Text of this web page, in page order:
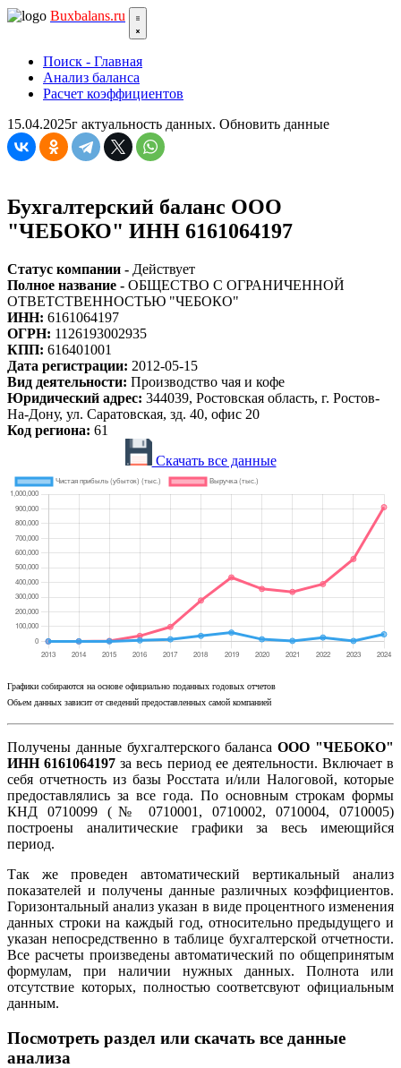
Buxbalans.ru
Поиск - Главная
Анализ баланса
Расчет коэффициентов
15.04.2025г актуальность данных. Обновить данные
Бухгалтерский баланс ООО
"ЧЕБОКО" ИНН 6161064197
Статус компании - Действует
Полное название - ОБЩЕСТВО С ОГРАНИЧЕННОЙ
ОТВЕТСТВЕННОСТЬЮ "ЧЕБОКО"
ИНН: 6161064197
ОГРН: 1126193002935
КПП: 616401001
Дата регистрации: 2012-05-15
Вид деятельности: Производство чая и кофе
Юридический адрес: 344039, Ростовская область, г. Ростов-
На-Дону, ул. Саратовская, зд. 40, офис 20
Код региона: 61
Скачать все данные
Графики собираются на основе официально поданных годовых отчетов
Обьем данных зависит от сведений предоставленных самой компанией
Получены данные бухгалтерского балансаООО "ЧЕБОКО"
ИНН 6161064197 за весь период ее деятельности. Включает в
себя отчетность из базы Росстата и/или Налоговой, которые
предоставлялись за все года. По основным строкам формы
КНД 0710099 (№ 0710001, 0710002, 0710004, 0710005)
построены аналитические графики за весь имеющийся
период.
Так же проведен автоматический вертикальный анализ
показателей и получены данные различных коэффициентов.
Горизонтальный анализ указан в виде процентного изменения
данных строки на каждый год, относительно предыдущего и
указан непосредственно в таблице бухгалтерской отчетности.
Все расчеты произведены автоматический по общепринятым
формулам, при наличии нужных данных. Полнота или
отсутствие которых, полностью соответсвуют официальным
данным.
Посмотреть раздел или скачать все данные
анализа